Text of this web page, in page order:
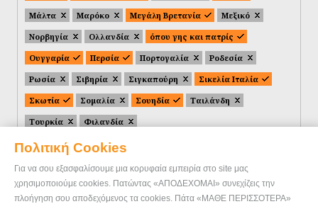
Πολιτική Cookies
Για να σου εξασφαλίσουμε μια κορυφαία εμπειρία στο site μας
χρησιμοποιούμε cookies. Πατώντας «ΑΠΟΔΕΧΟΜΑΙ» συνεχίζεις την
πλοήγηση σου αποδεχόμενος τα cookies. Πάτα «ΜΑΘΕ ΠΕΡΙΣΣΟΤΕΡΑ»
Μάλτα
Μαρόκο Μεγάλη Βρετανία
Μεξικό
Νορβηγία
Ολλανδία
όπου γης και πατρίς
Ουγγαρία
Περσία Πορτογαλία
Ροδεσία
Ρωσία
Σιβηρία Σιγκαπούρη
Σικελία Ιταλία
Σκωτία
Σομαλία Σουηδία
Ταιλάνδη
Τουρκία
Φιλανδία